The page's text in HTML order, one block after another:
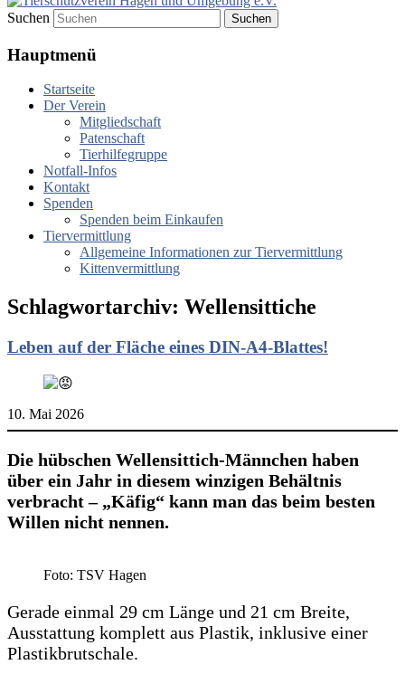
Tierschutzverein Hagen und
Umgebung e.V.
Suchen
Hauptmenü
Startseite
Der Verein
Mitgliedschaft
Patenschaft
Tierhilfegruppe
Notfall-Infos
Kontakt
Spenden
Spenden beim Einkaufen
Tiervermittlung
Allgemeine Informationen zur Tiervermittlung
Kittenvermittlung
Schlagwortarchiv: Wellensittiche
Leben auf der Fläche eines DIN-A4-Blattes!
10. Mai 2026
Die hübschen Wellensittich-Männchen haben
über ein Jahr in diesem winzigen Behältnis
verbracht – „Käfig“ kann man das beim besten
Willen nicht nennen.
Foto: TSV Hagen
Gerade einmal 29 cm Länge und 21 cm Breite,
Ausstattung komplett aus Plastik, inklusive einer
Plastikbrutschale.